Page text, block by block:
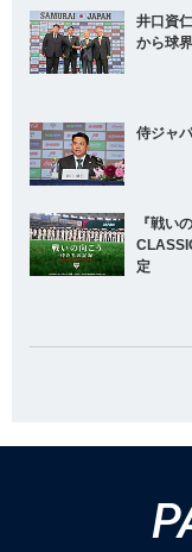
井口資
から球
侍ジャ
『戦い
定